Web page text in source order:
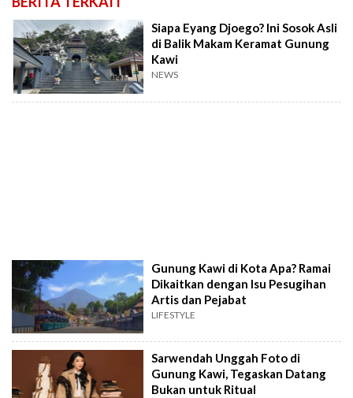
Siapa Eyang Djoego? Ini Sosok Asli
di Balik Makam Keramat Gunung
Kawi
NEWS
Gunung Kawi di Kota Apa? Ramai
Dikaitkan dengan Isu Pesugihan
Artis dan Pejabat
LIFESTYLE
Sarwendah Unggah Foto di
Gunung Kawi, Tegaskan Datang
Bukan untuk Ritual